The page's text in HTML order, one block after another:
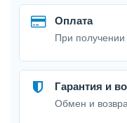
Оплата
При
Гарантия и
Обмен и